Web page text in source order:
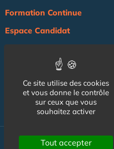
Formation Continue
Espace Candidat
Agenda
NOS AUTRES SITES :
© Australis 2026 - Tous droits
Ce site utilise des cookies
et vous donne le contrôle
sur ceux que vous
souhaitez activer
Tout accepter